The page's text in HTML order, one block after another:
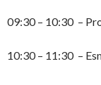
09:30 – 10:30 –
10:30 – 11:30 –